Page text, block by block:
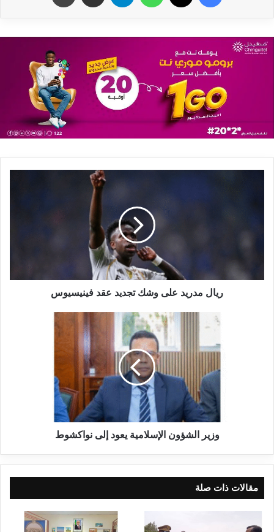
ريال مدريد على وشك تجديد عقد فينيسيوس
وزير الشؤون الإسلامية يعود إلى نواكشوط
مقالات ذات صلة